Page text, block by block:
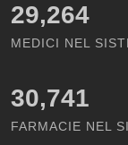
29,264
MEDICI NEL
30,741
FARMACIE NEL